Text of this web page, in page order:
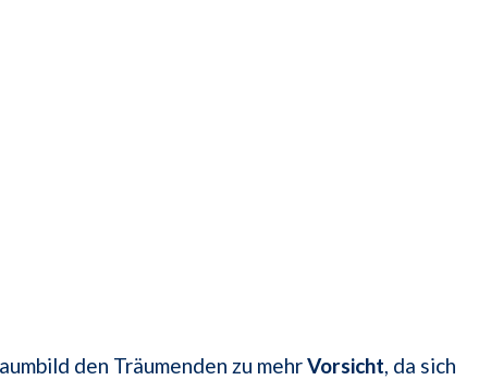
den Träumenden zu mehrVorsicht, da sich